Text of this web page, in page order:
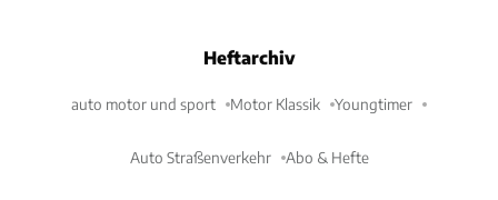
Heftarchiv
auto motor und sport Motor Klassik Youngtimer
Auto Straßenverkehr Abo & Hefte